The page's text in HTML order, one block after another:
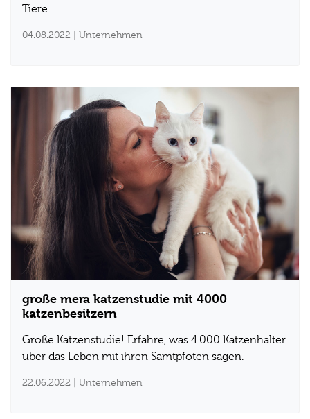
Tiere.
04.08.2022 | Unternehmen
große mera katzenstudie mit 4000
katzenbesitzern
Große Katzenstudie! Erfahre, was 4.000 Katzenhalter
über das Leben mit ihren Samtpfoten sagen.
22.06.2022 | Unternehmen